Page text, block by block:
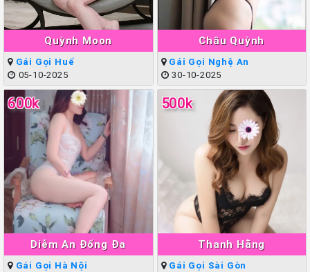
Quỳnh Moon
Gái Gọi Huế
05-10-2025
Châu Quỳnh
Gái Gọi Nghệ An
30-10-2025
Diễm An Đống Đa
600k
Gái Gọi Hà Nội
Thanh Hằng
500k
Gái Gọi Sài Gòn